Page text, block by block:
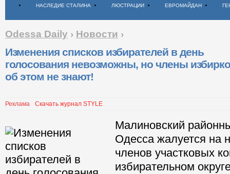
НАСЛЕДИЕ СТАЛИНА ЛЮСТРАЦИИ ЕВРОМАЙДАН
Odessa Daily › Новости ›
Изменения списков избирателей в день
голосования невозможны, но члены
об этом не знают!
Реклама Скачать журнал STYLE
Малиновский
Одесса жалуется на
членов участковых
избирательном